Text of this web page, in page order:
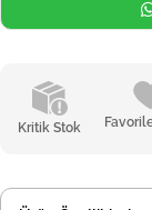
Kritik Stok